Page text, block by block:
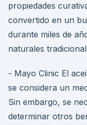
propiedades
convertido en un
durante miles de
naturales
- Mayo Clinic El
se considera un
Sin embargo, se
determinar otros